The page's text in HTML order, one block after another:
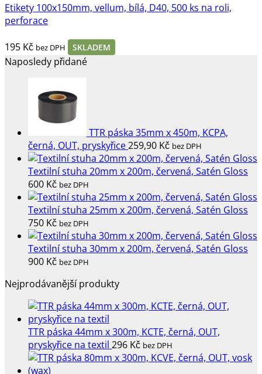
Etikety 100x150mm, vellum, bílá, D40, 500 ks na roli,
perforace
195 Kč bez DPH SKLADEM
Naposledy přidané
TTR páska 35mm x 450m, KCPA,
černá, OUT, pryskyřice259,90 Kč bez DPH
Textilní stuha 20mm x 200m, červená, Satén Gloss
600 Kč bez DPH
Textilní stuha 25mm x 200m, červená, Satén Gloss
750 Kč bez DPH
Textilní stuha 30mm x 200m, červená, Satén Gloss
900 Kč bez DPH
Nejprodávanější produkty
TTR páska 44mm x 300m, KCTE, černá, OUT,
pryskyřice na textil 296 Kč bez DPH